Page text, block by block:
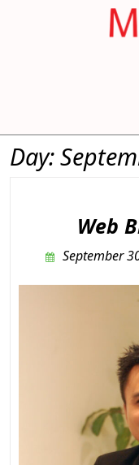
Day:
Web
September